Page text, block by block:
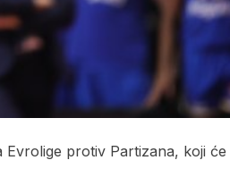
protiv Partizana, koji će